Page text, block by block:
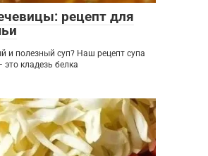
рецепт для
и полезный суп? Наш рецепт супа
это кладезь белка